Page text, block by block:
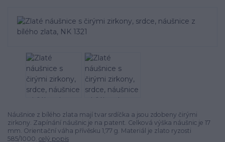
Náušnice z bílého zlata mají tvar srdíčka a jsou zdobeny čirými
zirkony. Zapínání náušnic je na patent. Celková výška náušnic je 17
mm. Orientační váha přívěsku 1,77 g. Materiál je zlato ryzosti
585/1000. celý popis